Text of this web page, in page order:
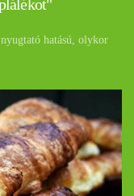
hatású, olykor